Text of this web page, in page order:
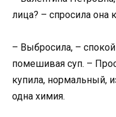
лица? – спросила она
– Выбросила, –
помешивая суп. –
купила, нормальный,
одна химия.